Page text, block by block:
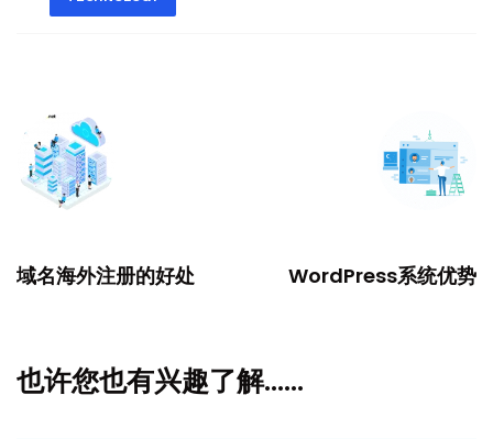
域名海外注册的好处 WordPress系统优势
也许您也有兴趣了解……